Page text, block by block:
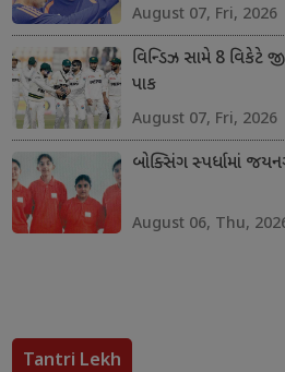
August 07, Fri, 2026
વિન્ડિઝ સામે 8 વિકેટે
પાક
August 07, Fri, 2026
બોક્સિંગ સ્પર્ધામાં
August 06, Thu,
Tantri Lekh